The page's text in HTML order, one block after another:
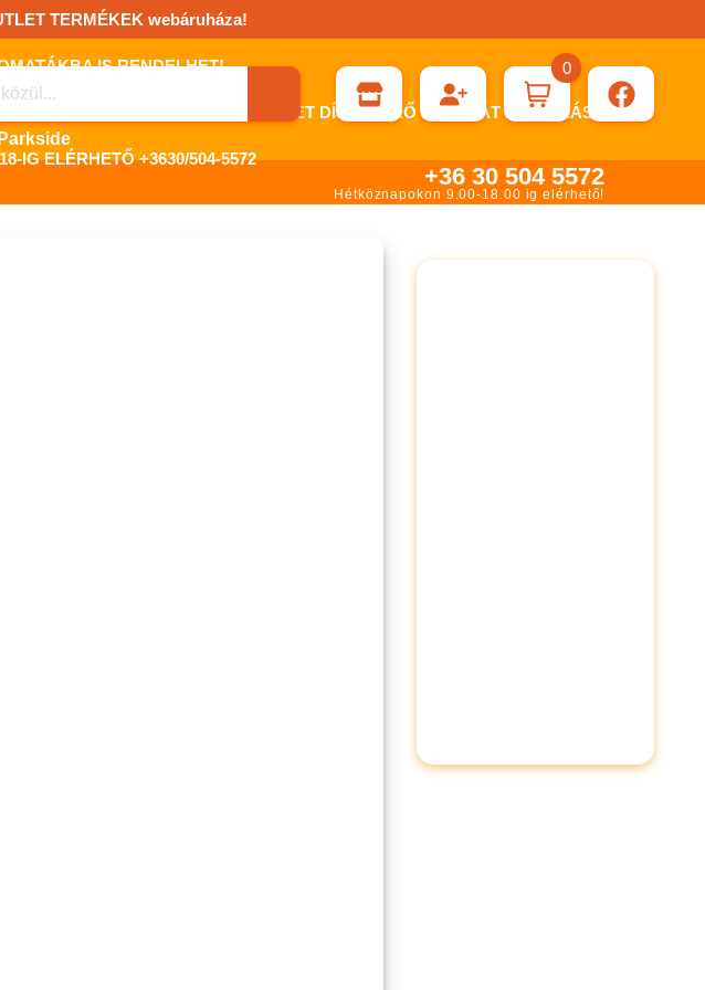
TERMÉKEK webáruháza!
IS RENDELHET!
SZÜKSÉG ESETÉN KÉRHET DÍJBEKÉRŐ SZÁMLÁT ÁTUTALÁSHOZ.
IG ELÉRHETŐ +3630/504-5572
Parkside
0
+36 30 504 5572
Hétköznapokon 9.00-18.00 ig elérhető!